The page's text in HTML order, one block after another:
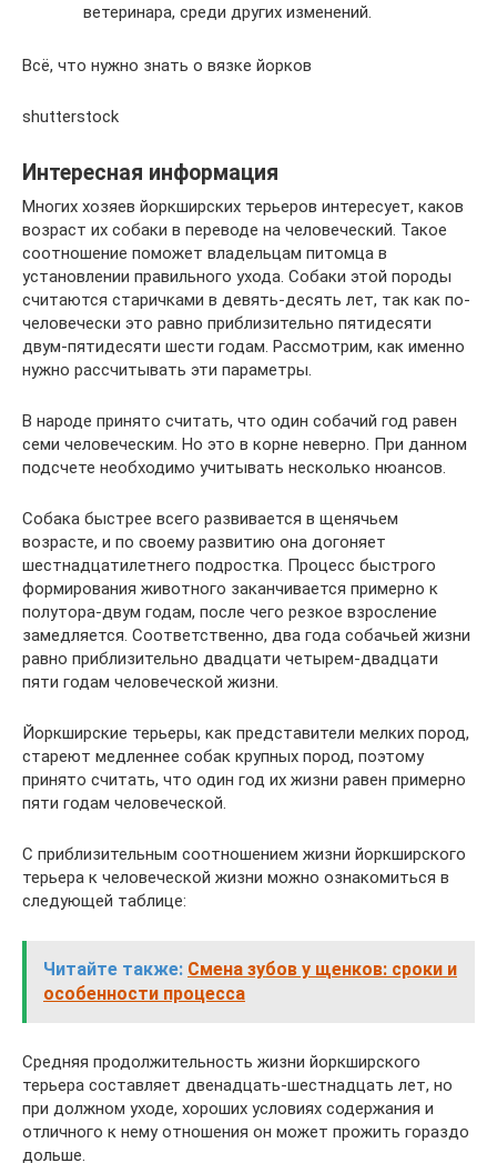
ветеринара, среди других изменений.
Всё, что нужно знать о вязке йорков
shutterstock
Интересная информация
Многих хозяев йоркширских терьеров интересует, каков
возраст их собаки в переводе на человеческий. Такое
соотношение поможет владельцам питомца в
установлении правильного ухода. Собаки этой породы
считаются старичками в девять-десять лет, так как по-
человечески это равно приблизительно пятидесяти
двум-пятидесяти шести годам. Рассмотрим, как именно
нужно рассчитывать эти параметры.
В народе принято считать, что один собачий год равен
семи человеческим. Но это в корне неверно. При данном
подсчете необходимо учитывать несколько нюансов.
Собака быстрее всего развивается в щенячьем
возрасте, и по своему развитию она догоняет
шестнадцатилетнего подростка. Процесс быстрого
формирования животного заканчивается примерно к
полутора-двум годам, после чего резкое взросление
замедляется. Соответственно, два года собачьей жизни
равно приблизительно двадцати четырем-двадцати
пяти годам человеческой жизни.
Йоркширские терьеры, как представители мелких пород,
стареют медленнее собак крупных пород, поэтому
принято считать, что один год их жизни равен примерно
пяти годам человеческой.
С приблизительным соотношением жизни йоркширского
терьера к человеческой жизни можно ознакомиться в
следующей таблице:
Читайте также: Смена зубов у щенков: сроки и
особенности процесса
Средняя продолжительность жизни йоркширского
терьера составляет двенадцать-шестнадцать лет, но
при должном уходе, хороших условиях содержания и
отличного к нему отношения он может прожить гораздо
дольше.